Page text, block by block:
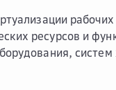
ресурсов и